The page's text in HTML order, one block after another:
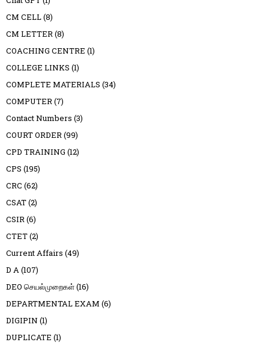
CM CELL(8)
CM LETTER(8)
COACHING CENTRE (1)
COLLEGE LINKS (1)
COMPLETE MATERIALS (34)
COMPUTER(7)
Contact Numbers (3)
COURT ORDER(99)
CPD TRAINING (12)
CPS (195)
CRC (62)
CSAT(2)
CSIR(6)
CTET(2)
Current Affairs (49)
D A(107)
DEO செயல்முறைகள்(16)
DEPARTMENTAL EXAM (6)
DIGIPIN (1)
DUPLICATE (1)